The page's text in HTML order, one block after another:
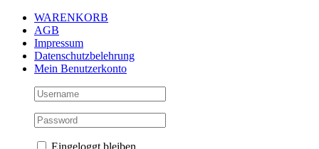
Zum
Inhalt
springen
WARENKORB
AGB
Impressum
Datenschutzbelehrung
Mein Benutzerkonto
Eingeloggt bleiben